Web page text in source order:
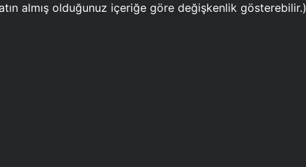
almış olduğunuz içeriğe göre değişkenlik gösterebilir.)